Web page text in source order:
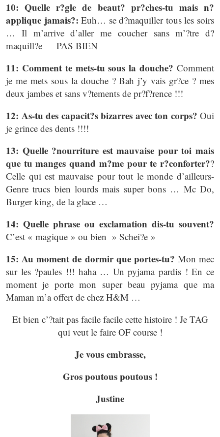
10: Quelle r?gle de beaut? pr?ches-tu mais n?
applique jamais?: Euh… se d?maquiller tous les soirs
… Il m’arrive d’aller me coucher sans m’?tre d?
maquill?e — PAS BIEN
11: Comment te mets-tu sous la douche? Comment
je me mets sous la douche ? Bah j’y vais gr?ce ? mes
deux jambes et sans v?tements de pr?f?rence !!!
12: As-tu des capacit?s bizarres avec ton corps? Oui
je grince des dents !!!!
13: Quelle ?nourriture est mauvaise pour toi mais
que tu manges quand m?me pour te r?conforter??
Celle qui est mauvaise pour tout le monde d’ailleurs-
Genre trucs bien lourds mais super bons … Mc Do,
Burger king, de la glace …
14: Quelle phrase ou exclamation dis-tu souvent?
C’est « magique » ou bien » Schei?e »
15: Au moment de dormir que portes-tu? Mon mec
sur les ?paules !!! haha … Un pyjama pardis ! En ce
moment je porte mon super beau pyjama que ma
Maman m’a offert de chez H&M …
Et bien c’?tait pas facile facile cette histoire ! Je TAG
qui veut le faire OF course !
Je vous embrasse,
Gros poutous poutous !
Justine